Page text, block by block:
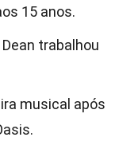
15 anos.
trabalhou
musical após